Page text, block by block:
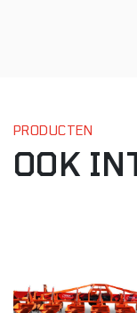
PRODUCTEN
OOK